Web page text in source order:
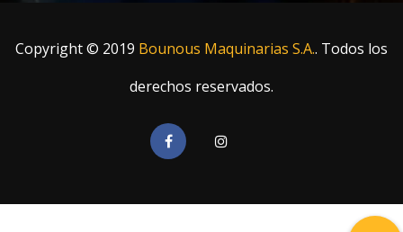
Copyright © 2019 Bounous Maquinarias S.A.. Todos los
derechos reservados.